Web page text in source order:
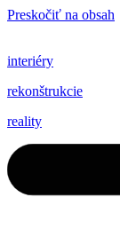
Preskočiť na obsah
interiéry
rekonštrukcie
reality